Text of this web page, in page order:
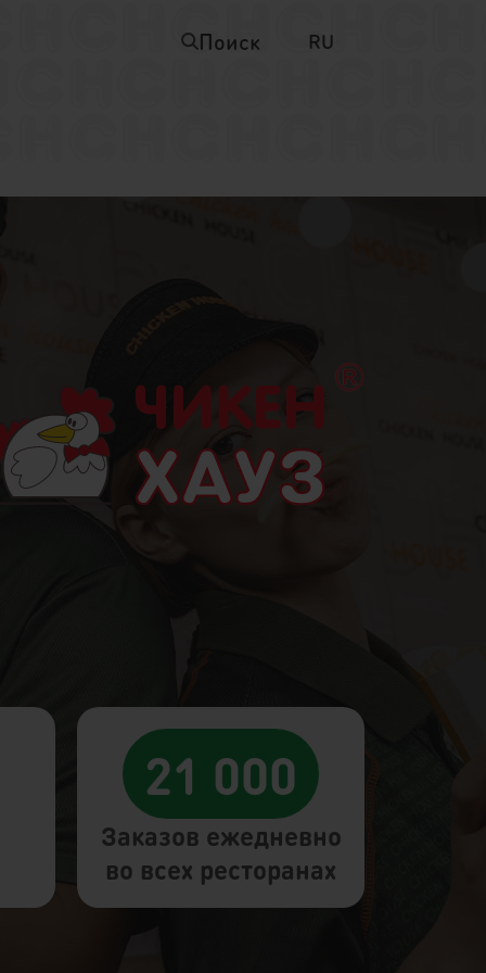
Поиск RU
21 000
Заказов ежедневно
во всех ресторанах